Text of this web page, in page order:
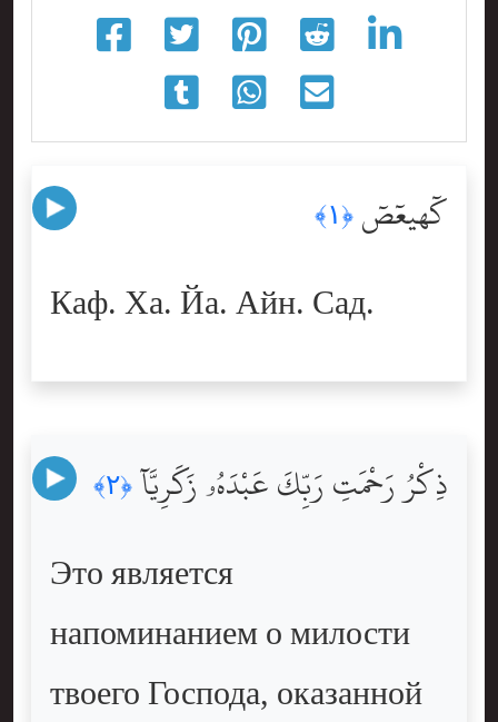
كٓهيعٓصٓ ﴿١﴾
Каф. Ха. Йа. Айн. Сад.
ذِكْرُ رَحْمَتِ رَبِّكَ عَبْدَهُۥ زَكَرِيَّآ ﴿٢﴾
Это является
напоминанием о милости
твоего Господа, оказанной